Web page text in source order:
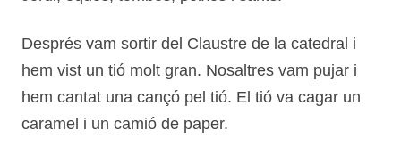
Després vam sortir del Claustre de la catedral i
hem vist un tió molt gran. Nosaltres vam pujar i
hem cantat una cançó pel tió. El tió va cagar un
caramel i un camió de paper.